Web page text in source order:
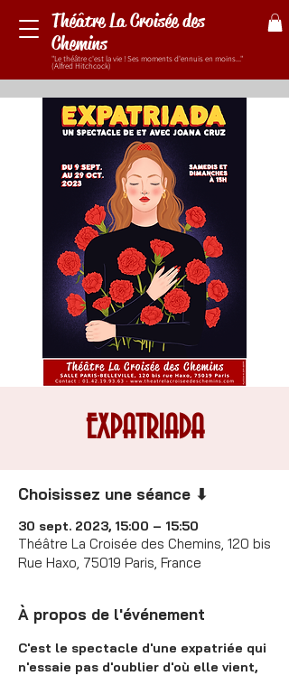
Théâtre La Croisée des
Chemins
"Le théâtre c'est la vie ! Ses moments d'ennuis en moins..."
(Alfred Hitchcock)
EXPATRIADA
Choisissez une séance ⬇
30 sept. 2023, 15:00 – 15:50
Théâtre La Croisée des Chemins, 120 bis
Rue Haxo, 75019 Paris, France
À propos de l'événement
C'est le spectacle d'une expatriée qui
n'essaie pas d'oublier d'où elle vient,